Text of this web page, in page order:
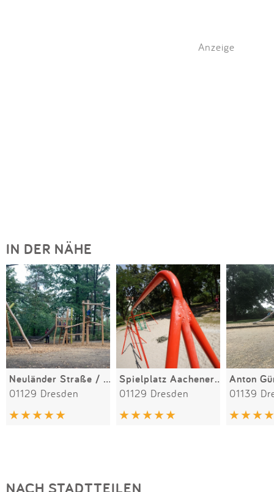
Anzeige
IN DER NÄHE
Neuländer Straße / Moritzburger Landstraße
01129 Dresden
Spielplatz Aachener Straße
01129 Dresden
Anton
01139
NACH STADTTEILEN